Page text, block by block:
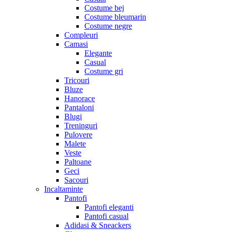
Costume bej
Costume bleumarin
Costume negre
Compleuri
Camasi
Elegante
Casual
Costume gri
Tricouri
Bluze
Hanorace
Pantaloni
Blugi
Treninguri
Pulovere
Malete
Veste
Paltoane
Geci
Sacouri
Incaltaminte
Pantofi
Pantofi eleganti
Pantofi casual
Adidasi & Sneackers